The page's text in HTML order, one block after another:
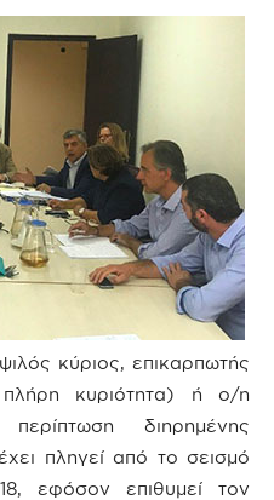
κύριος, επικαρπωτής
κυριότητα) ή ο/η
περίπτωση διηρημένης
πληγεί από το σεισμό
εφόσον επιθυμεί τον